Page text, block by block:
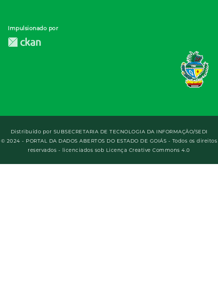
Impulsionado por
Distribuído por SUBSECRETARIA DE TECNOLOGIA DA INFORMAÇÃO/SEDI
© 2024 - PORTAL DA DADOS ABERTOS DO ESTADO DE GOIÁS - Todos os direitos
reservados - licenciados sob Licença Creative Commons 4.0